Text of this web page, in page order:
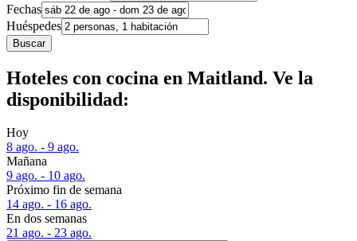
Fechas
Huéspedes
Buscar
Hoteles con cocina en Maitland. Ve la
disponibilidad:
Hoy
8 ago. - 9 ago.
Mañana
9 ago. - 10 ago.
Próximo fin de semana
14 ago. - 16 ago.
En dos semanas
21 ago. - 23 ago.